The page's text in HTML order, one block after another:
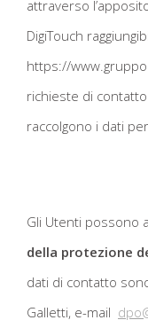
attraverso
DigiTouch
https://
richieste di
raccolgono i dati
Gli Utenti possono
della protezione
dati di contatto
Galletti, e-mail